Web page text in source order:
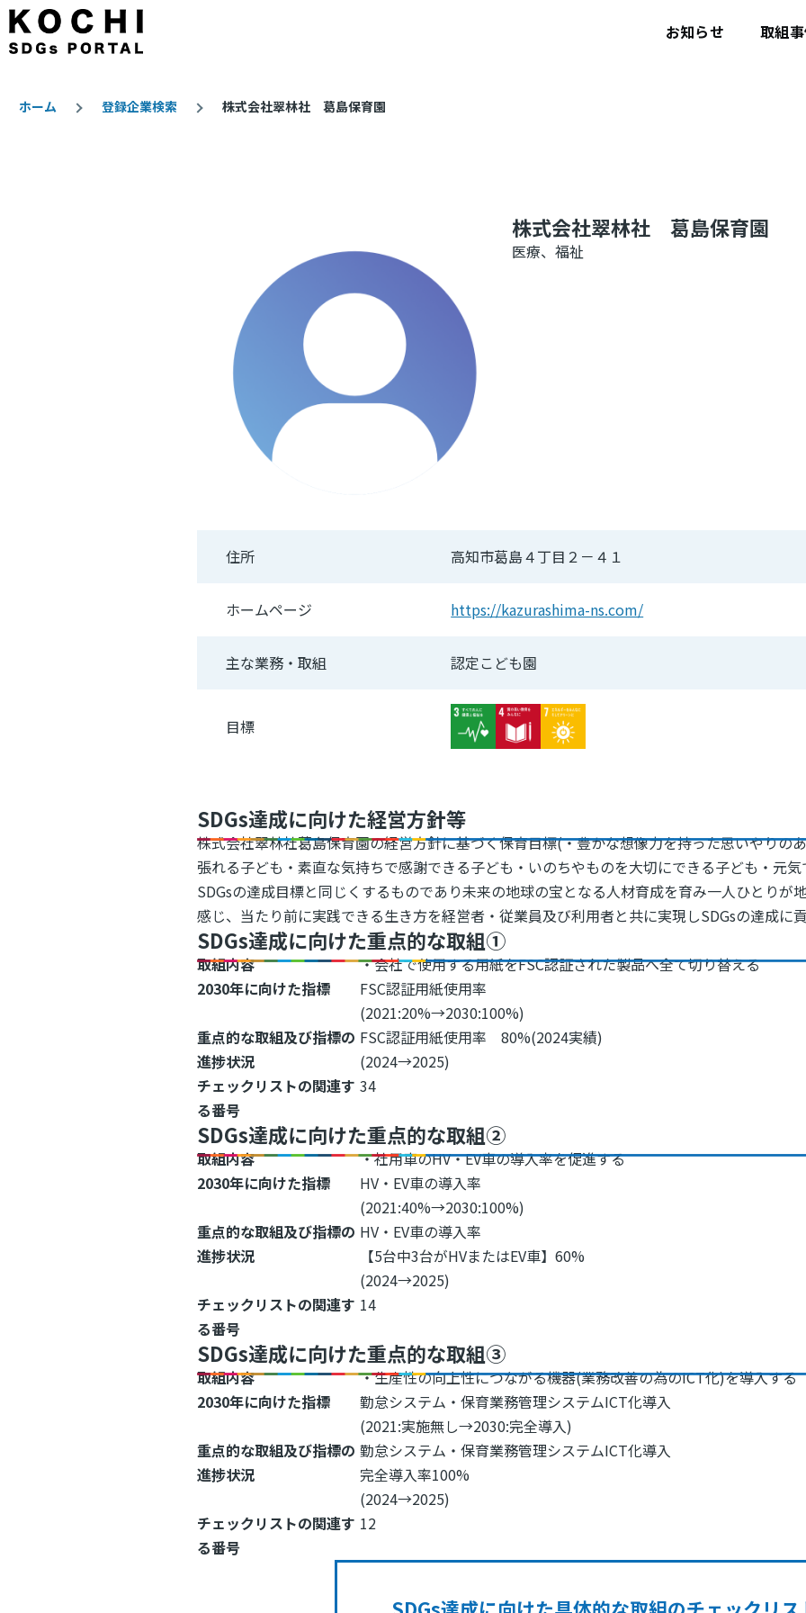
メインコンテンツに移動
お知らせ 取組
ホーム 登録企業検索 株式会社翠林社 葛島保育園
株式会社翠林社 葛島保育園
医療、福祉
住所 高知市葛島４丁目２－４１
ホームページ https://kazurashima-ns.com/
主な業務・取組 認定こども園
目標 Image Image Image
SDGs達成に向けた経営方針等
株式会社翠林社葛島保育園の経営方針に基づく保育目標(・豊かな想像力を持った思いやりの
張れる子ども・素直な気持ちで感謝できる子ども・いのちやものを大切にできる子ども・元
SDGsの達成目標と同じくするものであり未来の地球の宝となる人材育成を育み一人ひとりが
感じ、当たり前に実践できる生き方を経営者・従業員及び利用者と共に実現しSDGsの達成に
SDGs達成に向けた重点的な取組①
取組内容
・会社で使用する用紙をFSC認証された製品へ全て切り替える
2030年に向けた指標
FSC認証用紙使用率
(2021:20%→2030:100%)
重点的な取組及び指標の
進捗状況
FSC認証用紙使用率 80%(2024実績)
(2024→2025)
チェックリストの関連す
る番号
34
SDGs達成に向けた重点的な取組②
取組内容
・社用車のHV・EV車の導入率を促進する
2030年に向けた指標
HV・EV車の導入率
(2021:40%→2030:100%)
重点的な取組及び指標の
進捗状況
HV・EV車の導入率
【5台中3台がHVまたはEV車】60%
(2024→2025)
チェックリストの関連す
る番号
14
SDGs達成に向けた重点的な取組③
取組内容
・生産性の向上性につながる機器(業務改善の為のICT化)を導入する
2030年に向けた指標
勤怠システム・保育業務管理システムICT化導入
(2021:実施無し→2030:完全導入)
重点的な取組及び指標の
進捗状況
勤怠システム・保育業務管理システムICT化導入
完全導入率100%
(2024→2025)
チェックリストの関連す
る番号
12